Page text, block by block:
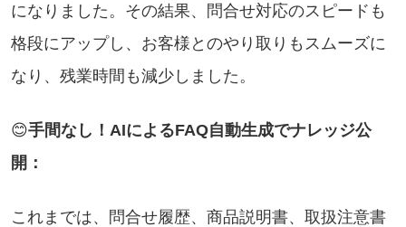
になりました。その結果、問合せ対応のスピードも
格段にアップし、お客様とのやり取りもスムーズに
なり、残業時間も減少しました。
😊手間なし！AIによるFAQ自動生成でナレッジ公
開：
これまでは、問合せ履歴、商品説明書、取扱注意書